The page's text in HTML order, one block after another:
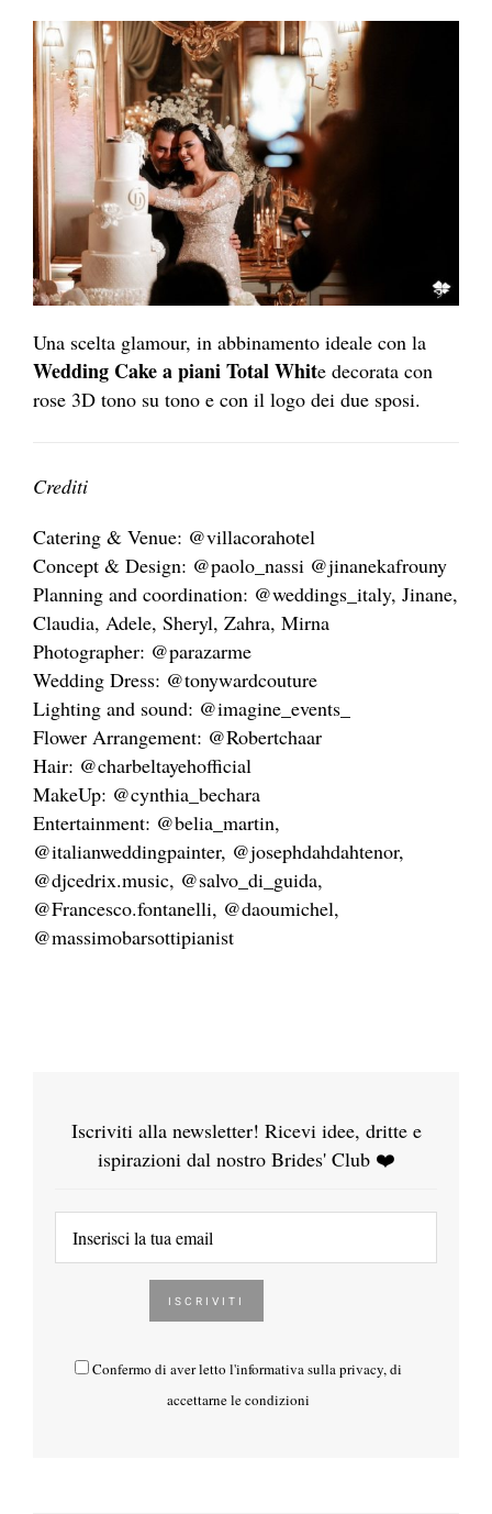
Una scelta glamour, in abbinamento ideale con la
Wedding Cake a piani Total White decorata con
rose 3D tono su tono e con il logo dei due sposi.
Crediti
Catering & Venue: @villacorahotel
Concept & Design: @paolo_nassi @jinanekafrouny
Planning and coordination: @weddings_italy, Jinane,
Claudia, Adele, Sheryl, Zahra, Mirna
Photographer: @parazarme
Wedding Dress: @tonywardcouture
Lighting and sound: @imagine_events_
Flower Arrangement: @Robertchaar
Hair: @charbeltayehofficial
MakeUp: @cynthia_bechara
Entertainment: @belia_martin,
@italianweddingpainter, @josephdahdahtenor,
@djcedrix.music, @salvo_di_guida,
@Francesco.fontanelli, @daoumichel,
@massimobarsottipianist
Iscriviti alla newsletter! Ricevi idee, dritte e
ispirazioni dal nostro Brides' Club ❤️
Confermo di aver letto l'informativa sulla privacy, di
accettarne le condizioni